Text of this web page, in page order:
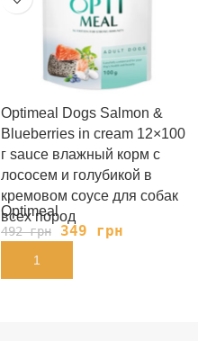
Optimeal Dogs Salmon &
Blueberries in cream 12×100
г sauce влажный корм с
лососем и голубикой в
кремовом соусе для собак
всех пород
Optimeal
492грн 349 грн
В КОРЗИНУ